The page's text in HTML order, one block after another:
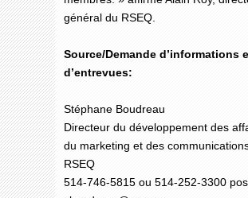
général du RSEQ.
Source/Demande d’informations
d’entrevues:
Stéphane Boudreau
Directeur du développement des
du marketing et des
RSEQ
514-746-5815 ou 514-252-3300